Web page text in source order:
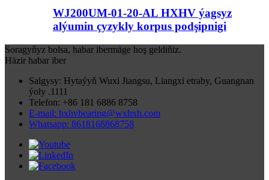
WJ200UM-01-20-AL HXHV ýagsyz
alýumin çyzykly korpus podşipnigi
Soragyňyz bolsa, habar ibermäge hoş geldiňiz.
Häzir habar iber
Salgysy: Hytaýyň Wuxi Jiangsu, Liangxi etraby, Guangnan
ýoly .1111
Telefon: +86 181 6886 8758
E-mail: hxhvbearing@wxhxh.com
Whatsapp: 8618168868758